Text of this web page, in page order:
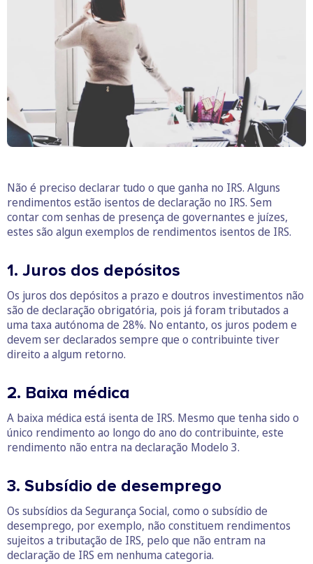
Não é preciso declarar tudo o que ganha no IRS. Alguns
rendimentos estão isentos de declaração no IRS. Sem
contar com senhas de presença de governantes e juízes,
estes são algun exemplos de rendimentos isentos de IRS.
1. Juros dos depósitos
Os juros dos depósitos a prazo e doutros investimentos não
são de declaração obrigatória, pois já foram tributados a
uma taxa autónoma de 28%. No entanto, os juros podem e
devem ser declarados sempre que o contribuinte tiver
direito a algum retorno.
2. Baixa médica
A baixa médica está isenta de IRS. Mesmo que tenha sido o
único rendimento ao longo do ano do contribuinte, este
rendimento não entra na declaração Modelo 3.
3. Subsídio de desemprego
Os subsídios da Segurança Social, como o subsídio de
desemprego, por exemplo, não constituem rendimentos
sujeitos a tributação de IRS, pelo que não entram na
declaração de IRS em nenhuma categoria.